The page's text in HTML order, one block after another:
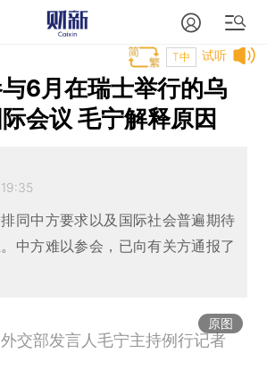
试听
T中
6月在瑞士举行的乌
会议 毛宁解释原因
同中方要求以及国际社会普遍期待
中方难以参会，已向有关方通报了
原图
交部发言人毛宁主持例行记者